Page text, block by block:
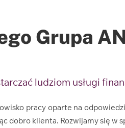
Grupa
ludziom usługi
pracy oparte na
dobro klienta. Rozwijamy się w